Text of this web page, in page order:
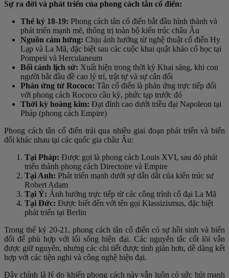
Sự ra đời và phát triển của phong cách tân cổ điển:
Thế kỷ 18-19: Phong cách tân cổ điển bắt đầu hình thành và
phát triển mạnh mẽ, thống trị toàn bộ kiến trúc châu Âu
Nguồn cảm hứng: Chịu ảnh hưởng từ nghệ thuật cổ điển Hy
Lạp và La Mã, đặc biệt sau các cuộc khai quật khảo cổ học tại
Pompeii và Herculaneum
Bối cảnh lịch sử: Xuất hiện trong thời kỳ Khai sáng, khi con
người bắt đầu đề cao lý trí, trật tự và sự cân đối
Phản ứng từ Rococo: Tân cổ điển là phản ứng trực tiếp đối
với phong cách Rococo cầu kỳ, phức tạp trước đó
Thời kỳ hoàng kim: Đạt đỉnh cao dưới triều đại Napoleon tại
Pháp (phong cách Empire)
Phong cách tân cổ điển trải qua nhiều giai đoạn phát triển và biến
đổi khác nhau tại các quốc gia châu Âu:
Tại Pháp: Được gọi là phong cách Louis XVI, sau đó phát
triển thành phong cách Directoire và Empire
Tại Anh: Phát triển mạnh dưới sự dẫn dắt của kiến trúc sư
Robert Adam
Tại Ý: Ảnh hưởng trực tiếp từ các công trình cổ đại La Mã
Tại Đức: Được biết đến với tên gọi Klassizismus, đặc biệt
phát triển tại Berlin
Trong thế kỷ 20-21, phong cách tân cổ điển có sự hồi sinh và biến
đổi để phù hợp với lối sống hiện đại. Các nguyên tắc cốt lõi vẫn
được giữ nguyên, nhưng các chi tiết được tinh giản hơn, dễ dàng kết
hợp với các tiện nghi và công nghệ hiện đại.
Đây chính là lý do khiến phong cách này vẫn luôn có sức hút mạnh